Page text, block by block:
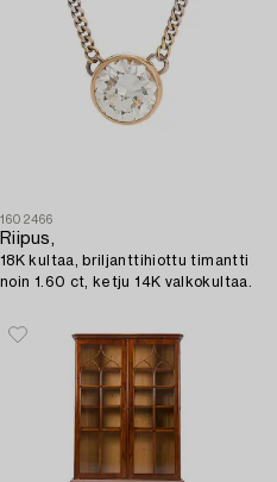
1602466
Riipus,
18K kultaa, briljanttihiottu timantti
noin 1.60 ct, ketju 14K valkokultaa.